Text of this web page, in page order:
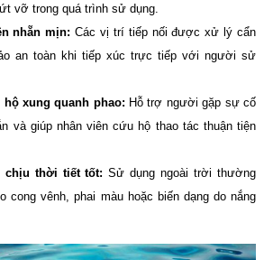
vỡ trong quá trình sử dụng.
nhẵn mịn: Các vị trí tiếp nối được xử lý cẩn
an toàn khi tiếp xúc trực tiếp với người sử
xung quanh phao: Hỗ trợ người gặp sự cố
và giúp nhân viên cứu hộ thao tác thuận tiện
chịu thời tiết tốt: Sử dụng ngoài trời thường
cong vênh, phai màu hoặc biến dạng do nắng